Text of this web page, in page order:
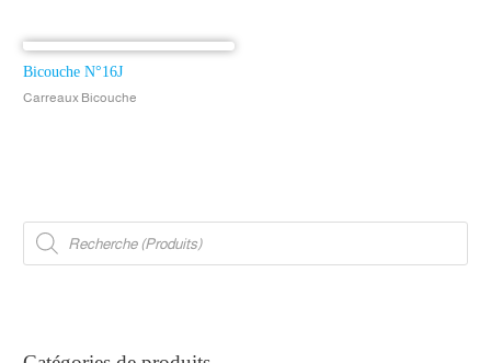
Bicouche N°16J
Carreaux Bicouche
R
h
d